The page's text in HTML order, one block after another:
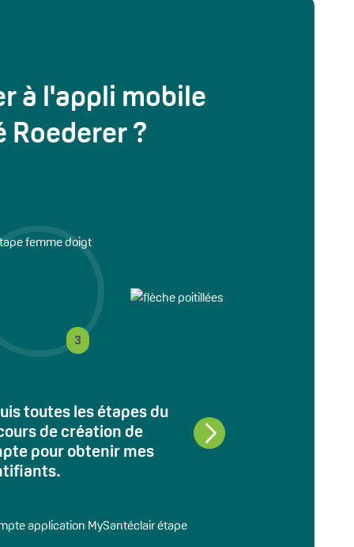
à l'appli mobile
?
3
toutes les étapes du
de création de
pour obtenir mes